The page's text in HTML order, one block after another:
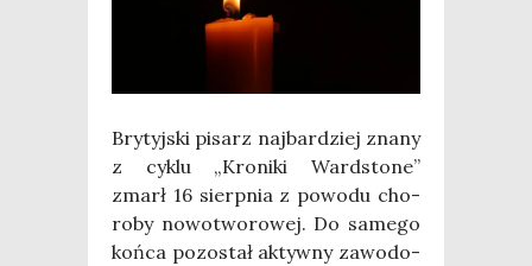
Bry­tyj­ski pisarz naj­bar­dziej zna­ny
z cyklu „Kro­ni­ki Ward­sto­ne”
zmarł 16 sierp­nia z powo­du cho­
ro­by nowo­two­ro­wej. Do same­go
koń­ca pozo­stał aktyw­ny zawo­do­